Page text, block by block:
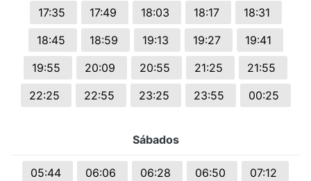
17:35
17:49 18:03 18:17
18:31
18:45
18:59 19:13 19:27
19:41
19:55
20:09 20:55 21:25
21:55
22:25
22:55 23:25 23:55 00:25
Sábados
05:44 06:06 06:28 06:50
07:12